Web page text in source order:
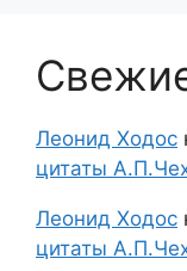
Леонид Ходос
цитаты
Леонид Ходос
цитаты